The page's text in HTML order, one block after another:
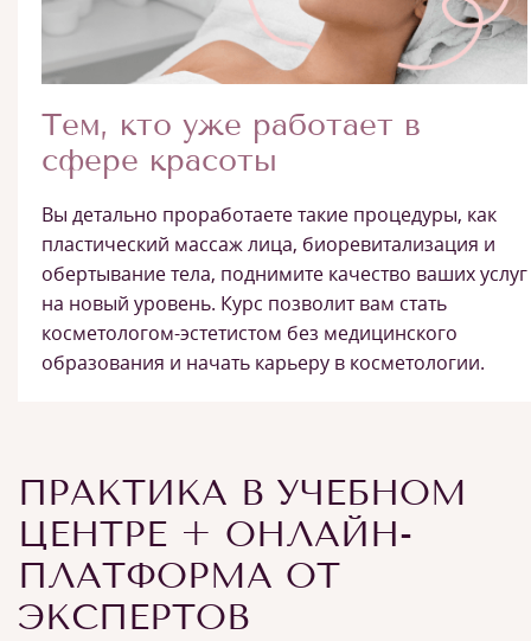
Тем, кто уже работает в
сфере красоты
Вы детально проработаете такие процедуры, как
пластический массаж лица, биоревитализация и
обертывание тела, поднимите качество ваших услуг
на новый уровень. Курс позволит вам стать
косметологом-эстетистом без медицинского
образования и начать карьеру в косметологии.
ПРАКТИКА В УЧЕБНОМ
ЦЕНТРЕ + ОНЛАЙН-
ПЛАТФОРМА ОТ
ЭКСПЕРТОВ